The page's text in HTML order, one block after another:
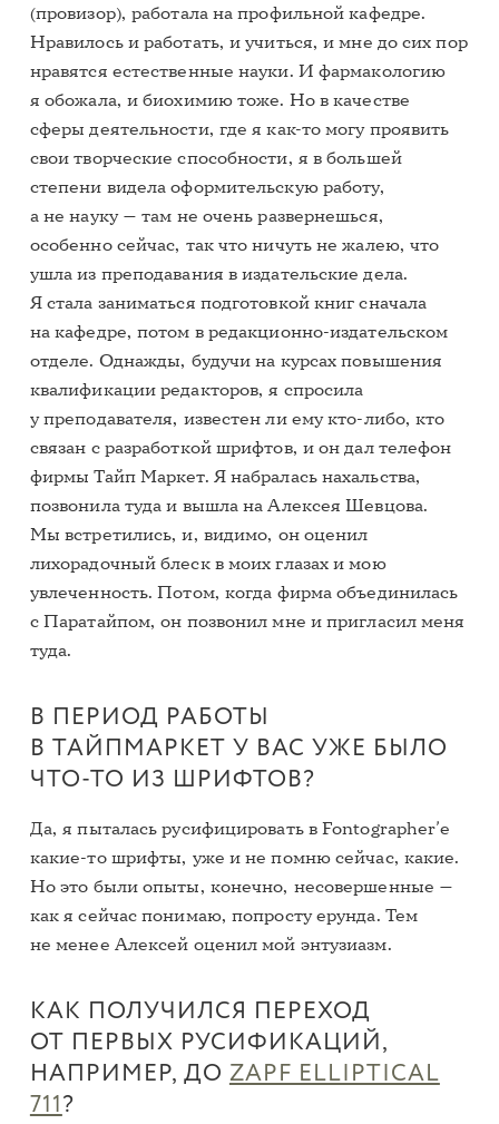
(провизор), работала на профильной кафедре.
Нравилось и работать, и учиться, и мне до сих пор
нравятся естественные науки. И фармакологию
я обожала, и биохимию тоже. Но в качестве
сферы деятельности, где я как-то могу проявить
свои творческие способности, я в большей
степени видела оформительскую работу,
а не науку — там не очень развернешься,
особенно сейчас, так что ничуть не жалею, что
ушла из преподавания в издательские дела.
Я стала заниматься подготовкой книг сначала
на кафедре, потом в редакционно-издательском
отделе. Однажды, будучи на курсах повышения
квалификации редакторов, я спросила
у преподавателя, известен ли ему кто-либо, кто
связан с разработкой шрифтов, и он дал телефон
фирмы Тайп Маркет. Я набралась нахальства,
позвонила туда и вышла на Алексея Шевцова.
Мы встретились, и, видимо, он оценил
лихорадочный блеск в моих глазах и мою
увлеченность. Потом, когда фирма объединилась
с Паратайпом, он позвонил мне и пригласил меня
туда.
В ПЕРИОД РАБОТЫ
В ТАЙПМАРКЕТ У ВАС УЖЕ БЫЛО
ЧТО-ТО ИЗ ШРИФТОВ?
Да, я пыталась русифицировать в Fontographer’е
какие-то шрифты, уже и не помню сейчас, какие.
Но это были опыты, конечно, несовершенные —
как я сейчас понимаю, попросту ерунда. Тем
не менее Алексей оценил мой энтузиазм.
КАК ПОЛУЧИЛСЯ ПЕРЕХОД
ОТ ПЕРВЫХ РУСИФИКАЦИЙ,
НАПРИМЕР, ДО ZAPF ELLIPTICAL
711?